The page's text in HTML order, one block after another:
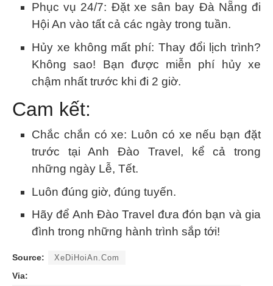
Phục vụ 24/7: Đặt xe sân bay Đà Nẵng đi
Hội An vào tất cả các ngày trong tuần.
Hủy xe không mất phí: Thay đổi lịch trình?
Không sao! Bạn được miễn phí hủy xe
chậm nhất trước khi đi 2 giờ.
Cam kết:
Chắc chắn có xe: Luôn có xe nếu bạn đặt
trước tại Anh Đào Travel, kể cả trong
những ngày Lễ, Tết.
Luôn đúng giờ, đúng tuyến.
Hãy để Anh Đào Travel đưa đón bạn và gia
đình trong những hành trình sắp tới!
Source: XeDiHoiAn.Com
Via: